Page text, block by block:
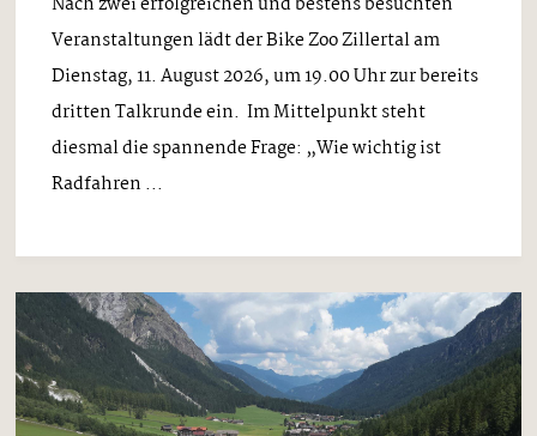
Veranstaltungen lädt der Bike Zoo Zillertal am
Dienstag, 11. August 2026, um 19.00 Uhr zur bereits
dritten Talkrunde ein. Im Mittelpunkt steht
diesmal die spannende Frage: „Wie wichtig ist
Radfahren ...